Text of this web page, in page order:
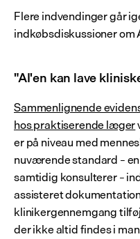
Flere indvendinger går
indkøbsdiskussioner
"AI'en kan lave
Sammenlignende
hos praktiserende læger
er på niveau med
nuværende standard –
samtidig konsulterer –
assisteret
klinikergennemgang
der ikke altid findes i